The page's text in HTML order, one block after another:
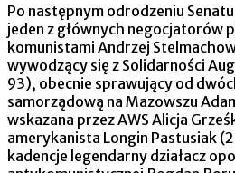
Po następnym odrodzeniu
jeden z głównych negocjatorów
komunistami Andrzej
wywodzący się z Solidarności
93), obecnie sprawujący od
samorządową na Mazowszu
wskazana przez AWS Alicja
amerykanista Longin Pastusiak
kadencje legendarny działacz